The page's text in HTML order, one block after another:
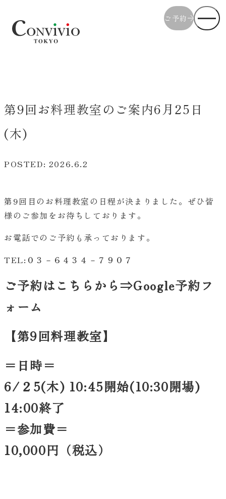
ご予約
第9回お料理教室のご案内6月25日
(木)
POSTED: 2026.6.2
第9回目のお料理教室の日程が決まりました。ぜひ皆
様のご参加をお待ちしております。
お電話でのご予約も承っております。
TEL:０３－６４３４－７９０７
ご予約はこちらから⇒Google予約フ
ォーム
【第9回料理教室】
＝日時＝
6/２5(木) 10:45開始(10:30開場)
14:00終了
＝参加費＝
10,000円（税込）